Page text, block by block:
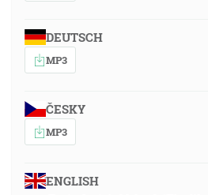
DEUTSCH
MP3
ČESKY
MP3
ENGLISH